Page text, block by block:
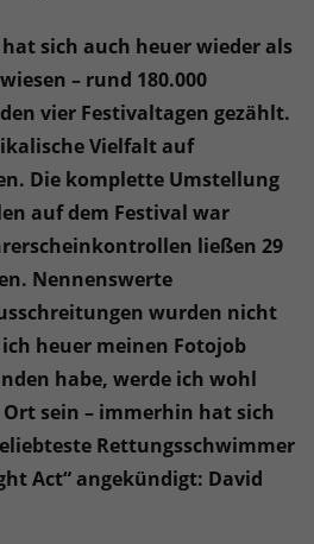
sich auch heuer wieder als
– rund 180.000
vier Festivaltagen gezählt.
Vielfalt auf
Die komplette Umstellung
auf dem Festival war
ließen 29
Nennenswerte
wurden nicht
heuer meinen Fotojob
habe, werde ich wohl
sein – immerhin hat sich
Rettungsschwimmer
Act“ angekündigt: David